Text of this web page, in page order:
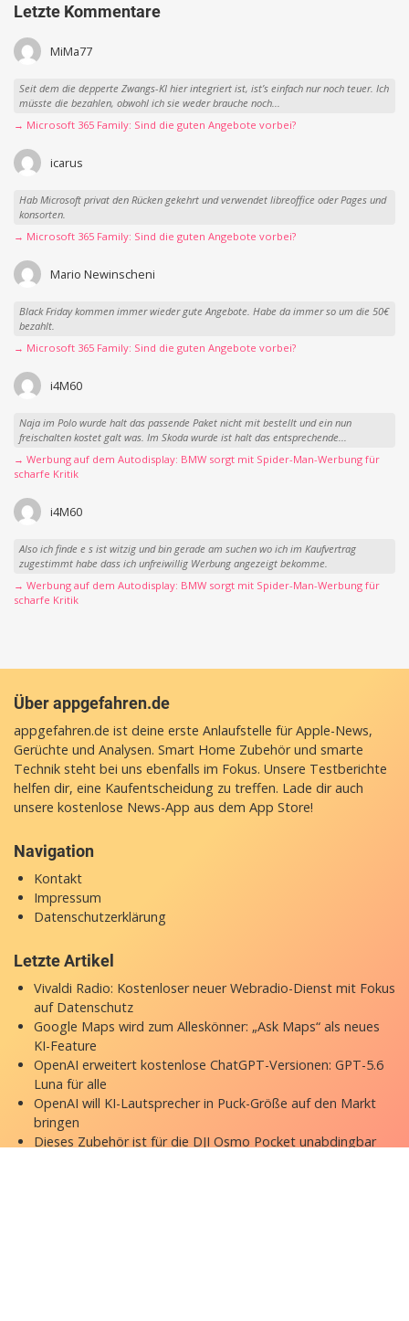
Letzte Kommentare
MiMa77
Seit dem die depperte Zwangs-KI hier integriert ist, ist’s einfach nur noch teuer. Ich
müsste die bezahlen, obwohl ich sie weder brauche noch...
→ Microsoft 365 Family: Sind die guten Angebote vorbei?
icarus
Hab Microsoft privat den Rücken gekehrt und verwendet libreoffice oder Pages und
konsorten.
→ Microsoft 365 Family: Sind die guten Angebote vorbei?
Mario Newinscheni
Black Friday kommen immer wieder gute Angebote. Habe da immer so um die 50€
bezahlt.
→ Microsoft 365 Family: Sind die guten Angebote vorbei?
i4M60
Naja im Polo wurde halt das passende Paket nicht mit bestellt und ein nun
freischalten kostet galt was. Im Skoda wurde ist halt das entsprechende...
→ Werbung auf dem Autodisplay: BMW sorgt mit Spider-Man-Werbung für
scharfe Kritik
i4M60
Also ich finde e s ist witzig und bin gerade am suchen wo ich im Kaufvertrag
zugestimmt habe dass ich unfreiwillig Werbung angezeigt bekomme.
→ Werbung auf dem Autodisplay: BMW sorgt mit Spider-Man-Werbung für
scharfe Kritik
Über appgefahren.de
appgefahren.de ist deine erste Anlaufstelle für Apple-News,
Gerüchte und Analysen. Smart Home Zubehör und smarte
Technik steht bei uns ebenfalls im Fokus. Unsere Testberichte
helfen dir, eine Kaufentscheidung zu treffen. Lade dir auch
unsere kostenlose News-App aus dem App Store!
Navigation
Kontakt
Impressum
Datenschutzerklärung
Letzte Artikel
Vivaldi Radio: Kostenloser neuer Webradio-Dienst mit Fokus
auf Datenschutz
Google Maps wird zum Alleskönner: „Ask Maps“ als neues
KI-Feature
OpenAI erweitert kostenlose ChatGPT-Versionen: GPT-5.6
Luna für alle
OpenAI will KI-Lautsprecher in Puck-Größe auf den Markt
bringen
Dieses Zubehör ist für die DJI Osmo Pocket unabdingbar